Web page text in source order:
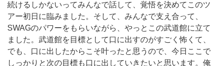
続けるしかないってみんなで話して、覚悟を決めてこのツ
アー初日に臨みました。そして、みんなで支え合って、
SWAGのパワーをもらいながら、やっとこの武道館に立て
ました。武道館を目標として口に出すのがすごく怖くて、
でも、口に出したからこそ叶ったと思うので、今日ここで
しっかりと次の目標も口に出していきたいと思います。俺